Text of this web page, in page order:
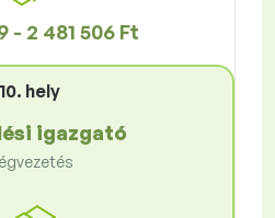
- 2 481 506 Ft
10. hely
igazgató